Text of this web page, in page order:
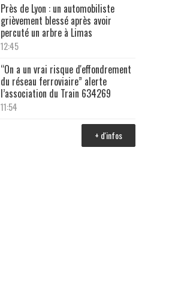
Près de Lyon : un automobiliste
grièvement blessé après avoir
percuté un arbre à Limas
12:45
“On a un vrai risque d'effondrement
du réseau ferroviaire” alerte
l’association du Train 634269
11:54
+ d'infos